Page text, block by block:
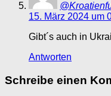
15. März 2024 um
Gibt´s auch in
Antworten
Schreibe einen